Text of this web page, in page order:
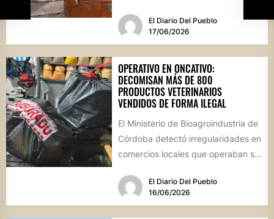
espacios de...El Diario Del Pueblo
17/06/2026
OPERATIVO EN ONCATIVO:
DECOMISAN MÁS DE 800
PRODUCTOS VETERINARIOS
VENDIDOS DE FORMA ILEGAL
El Ministerio de Bioagroindustria de
Córdoba detectó irregularidades en
comercios locales que operaban sin
poniendo en...El Diario Del Pueblo
16/06/2026